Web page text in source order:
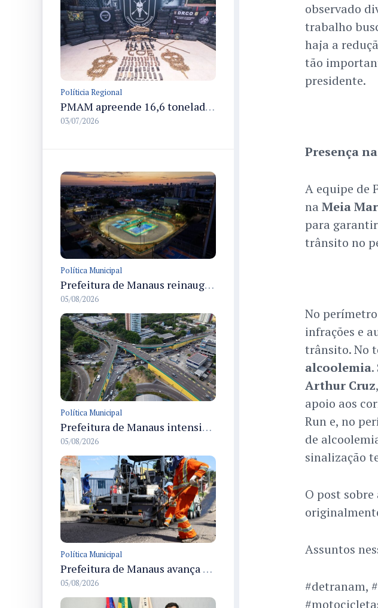
Políticia Regional
PMAM apreende 16,6 toneladas de entorpecentes e registra aumento nas prisões em flagrante e nas capturas de foragidos no primeiro semestre de 2026
03/07/2026
Política Municipal
Prefeitura de Manaus reinaugura o Velódromo Professora Alzira Campos e entrega espaço esportivo totalmente revitalizado
05/08/2026
Política Municipal
Prefeitura de Manaus intensifica obras de modernização no viaduto Miguel Arraes para ampliar segurança e acessibilidade na região
05/08/2026
Política Municipal
Prefeitura de Manaus avança com recapeamento no Parque Rio Solimões e cobre cerca de 30 ruas
05/08/2026
observado
trabalho
haja a
tão
presidente.
Presença
A equipe de
na Meia
para
trânsito no
No
infrações e
trânsito. No
alcoolemia.
Arthur Cruz
apoio aos
Run e, no
de
sinalização
O post
Assuntos
#detranam,